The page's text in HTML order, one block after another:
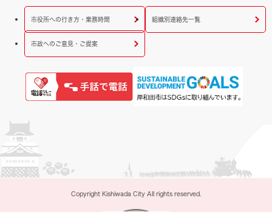
市役所への行き方・業務時間 組織別連絡先一覧
市政へのご意見・ご提案
Copyright Kishiwada City All rights reserved.